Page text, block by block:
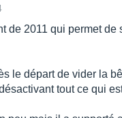
de 2011 qui permet
le départ de vider la
tout ce qui